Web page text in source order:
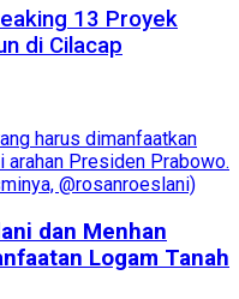
13 Proyek
di Cilacap
dan Menhan
Logam Tanah